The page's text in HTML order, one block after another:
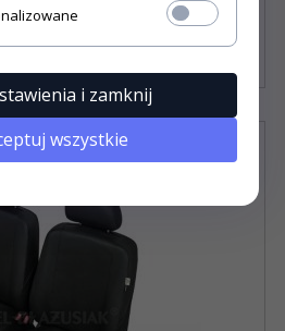
i zamknij
wszystkie